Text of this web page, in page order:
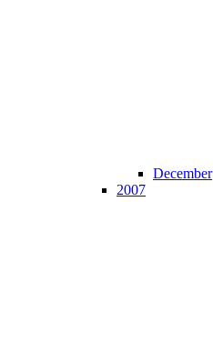
December
2007